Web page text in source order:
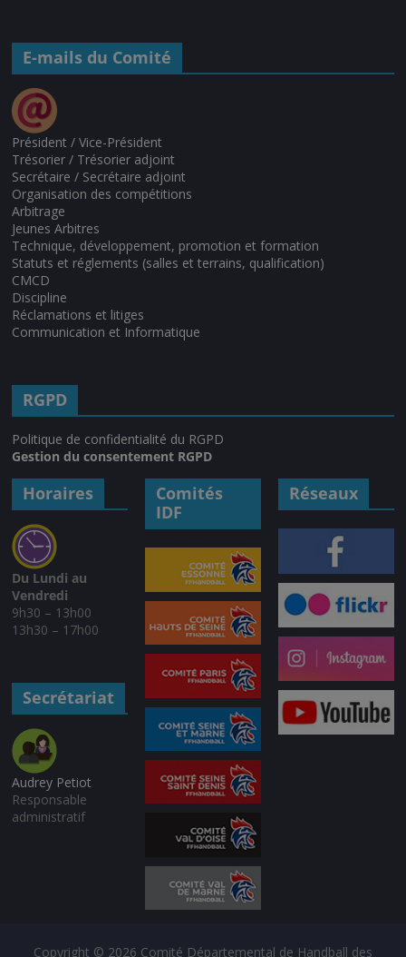
E-mails du Comité
Président / Vice-Président
Trésorier / Trésorier adjoint
Secrétaire / Secrétaire adjoint
Organisation des compétitions
Arbitrage
Jeunes Arbitres
Technique, développement, promotion et formation
Statuts et réglements (salles et terrains, qualification)
CMCD
Discipline
Réclamations et litiges
Communication et Informatique
RGPD
Politique de confidentialité du RGPD
Gestion du consentement RGPD
Horaires
Du Lundi au
Vendredi
9h30 – 13h00
13h30 – 17h00
Secrétariat
Audrey Petiot
Responsable
administratif
Comités
IDF
Réseaux
Copyright © 2026 Comité Départemental de Handball des